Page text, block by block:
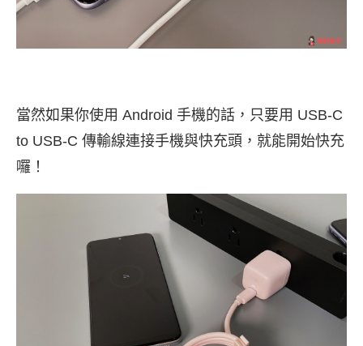
當然如果你使用 Android 手機的話，只要用 USB-C
to USB-C 傳輸線連接手機與快充頭，就能開始快充
囉！